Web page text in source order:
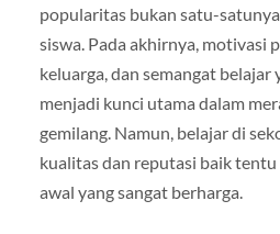
popularitas bukan satu-
siswa. Pada akhirnya, motivasi
keluarga, dan semangat
menjadi kunci utama dalam
gemilang. Namun, belajar di
kualitas dan reputasi baik tentu
awal yang sangat berharga.